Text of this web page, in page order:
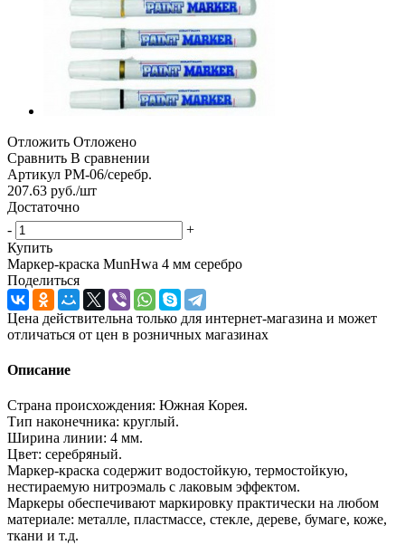
Отложить Отложено
Сравнить В сравнении
Артикул РМ-06/серебр.
207.63 руб./шт
Достаточно
-
+
Купить
Маркер-краска MunHwa 4 мм серебро
Поделиться
Цена действительна только для интернет-магазина и может
отличаться от цен в розничных магазинах
Описание
Страна происхождения: Южная Корея.
Тип наконечника: круглый.
Ширина линии: 4 мм.
Цвет: серебряный.
Маркер-краска содержит водостойкую, термостойкую,
нестираемую нитроэмаль с лаковым эффектом.
Маркеры обеспечивают маркировку практически на любом
материале: металле, пластмассе, стекле, дереве, бумаге, коже,
ткани и т.д.